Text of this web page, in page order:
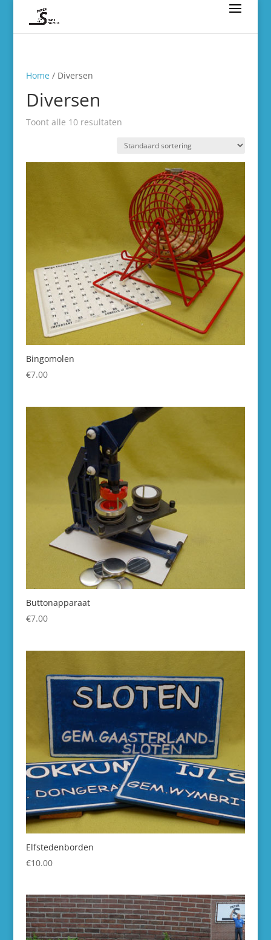
Home/ Diversen
Diversen
Toont alle 10 resultaten
Bingomolen
€7.00
Buttonapparaat
€7.00
Elfstedenborden
€10.00